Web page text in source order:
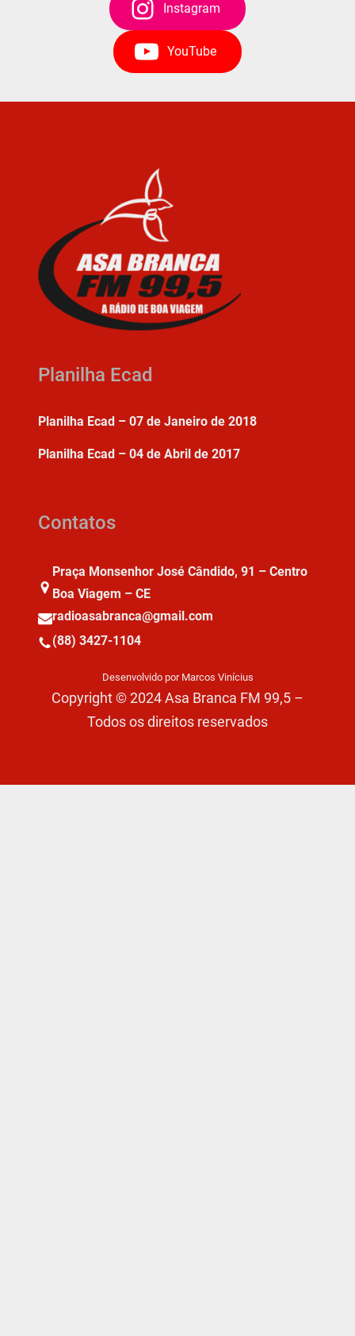
Instagram
YouTube
Planilha Ecad
Planilha Ecad – 07 de Janeiro de 2018
Planilha Ecad – 04 de Abril de 2017
Contatos
Praça Monsenhor José Cândido, 91 – Centro
Boa Viagem – CE
radioasabranca@gmail.com
(88) 3427-1104
Desenvolvido por Marcos Vinícius
Copyright © 2024 Asa Branca FM 99,5 –
Todos os direitos reservados